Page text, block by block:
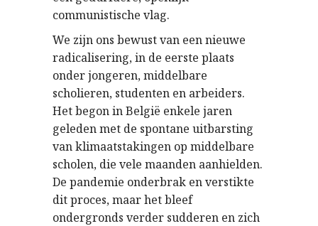
communistische vlag.
We zijn ons bewust van een nieuwe
radicalisering, in de eerste plaats
onder jongeren, middelbare
scholieren, studenten en arbeiders.
Het begon in België enkele jaren
geleden met de spontane uitbarsting
van klimaatstakingen op middelbare
scholen, die vele maanden aanhielden.
De pandemie onderbrak en verstikte
dit proces, maar het bleef
ondergronds verder sudderen en zich